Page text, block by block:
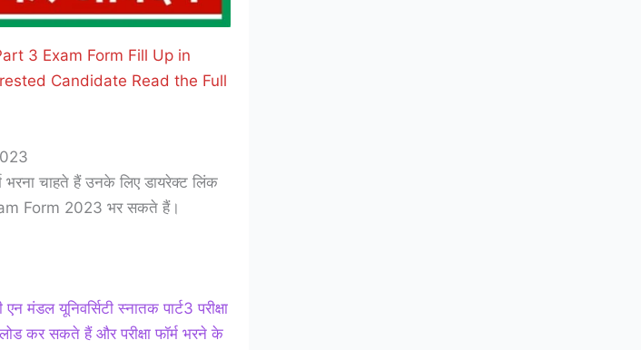
3 Exam Form Fill Up in
Candidate Read the Full
चाहते हैं उनके लिए डायरेक्ट लिंक
Form 2023 भर सकते हैं।
यूनिवर्सिटी स्नातक पार्ट3 परीक्षा
कर सकते हैं और परीक्षा फॉर्म भरने के